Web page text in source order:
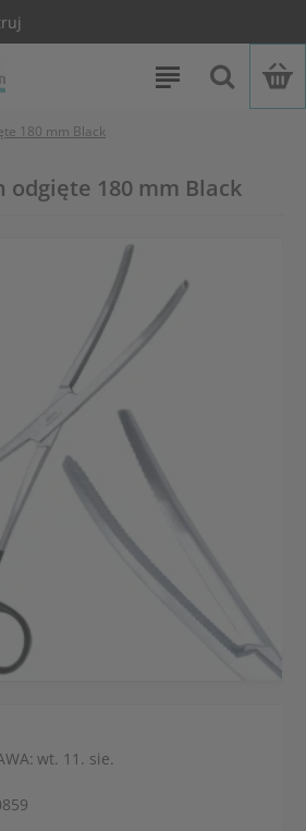
180 mm Black
odgięte 180 mm Black
wt. 11. sie.